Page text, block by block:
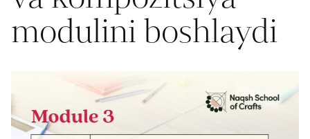
modulini boshlaydi